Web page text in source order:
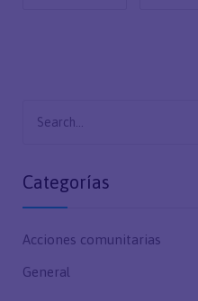
for:
Categorías
Acciones comunitarias
General